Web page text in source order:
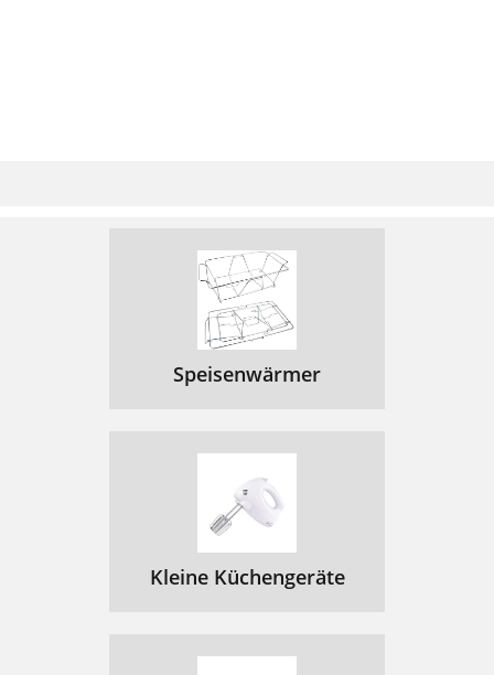
Speisenwärmer
Kleine Küchengeräte